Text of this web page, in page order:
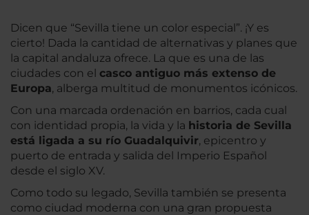
Dicen que “Sevilla tiene un color especial”. ¡Y es
cierto! Dada la cantidad de alternativas y planes que
la capital andaluza ofrece. La que es una de las
ciudades con el casco antiguo más extenso de
Europa, alberga multitud de monumentos icónicos.
Con una marcada ordenación en barrios, cada cual
con identidad propia, la vida y la historia de Sevilla
está ligada a su río Guadalquivir, epicentro y
puerto de entrada y salida del Imperio Español
desde el siglo XV.
Como todo su legado, Sevilla también se presenta
como ciudad moderna con una gran propuesta